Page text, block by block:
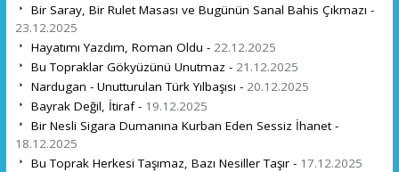
Bir Saray, Bir Rulet Masası ve Bugünün Sanal Bahis Çıkmazı -
23.12.2025
Hayatımı Yazdım, Roman Oldu - 22.12.2025
Bu Topraklar Gökyüzünü Unutmaz - 21.12.2025
Nardugan - Unutturulan Türk Yılbaşısı - 20.12.2025
Bayrak Değil, İtiraf - 19.12.2025
Bir Nesli Sigara Dumanına Kurban Eden Sessiz İhanet -
18.12.2025
Bu Toprak Herkesi Taşımaz, Bazı Nesiller Taşır - 17.12.2025